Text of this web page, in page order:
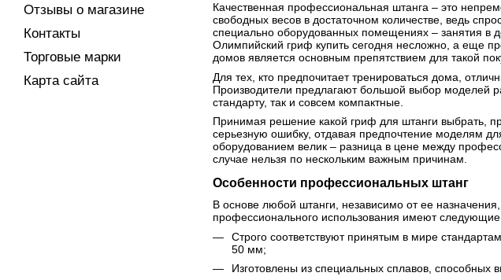
Качественная профессиональная штанга – это
свободных весов в достаточном количестве, ведь
специально оборудованных помещениях – занятия в
Олимпийский гриф купить сегодня несложно, а еще
домов является основным препятствием для такой
Для тех, кто предпочитает тренироваться дома,
Производители предлагают большой выбор моделей
стандарту, так и совсем компактные.
Принимая решение какой гриф для штанги выбрать,
серьезную ошибку, отдавая предпочтение моделям
оборудованием велик – разница в цене между
случае нельзя по нескольким важным причинам.
Особенности профессиональных штанг
В основе любой штанги, независимо от ее
профессионального использования имеют следующие
Строго соответствуют принятым в мире
50 мм;
Изготовлены из специальных сплавов, способных
Отзывы о магазине
Контакты
Торговые марки
Карта сайта